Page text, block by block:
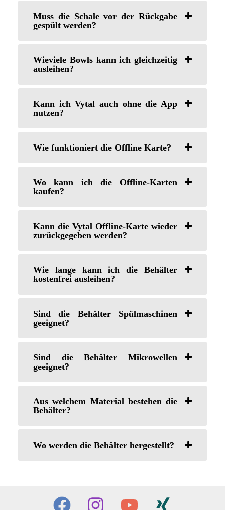
Muss die Schale vor der Rückgabe
gespült werden?
Wieviele Bowls kann ich gleichzeitig
ausleihen?
Kann ich Vytal auch ohne die App
nutzen?
Wie funktioniert die Offline Karte?
Wo kann ich die Offline-Karten
kaufen?
Kann die Vytal Offline-Karte wieder
zurückgegeben werden?
Wie lange kann ich die Behälter
kostenfrei ausleihen?
Sind die Behälter Spülmaschinen
geeignet?
Sind die Behälter Mikrowellen
geeignet?
Aus welchem Material bestehen die
Behälter?
Wo werden die Behälter hergestellt?